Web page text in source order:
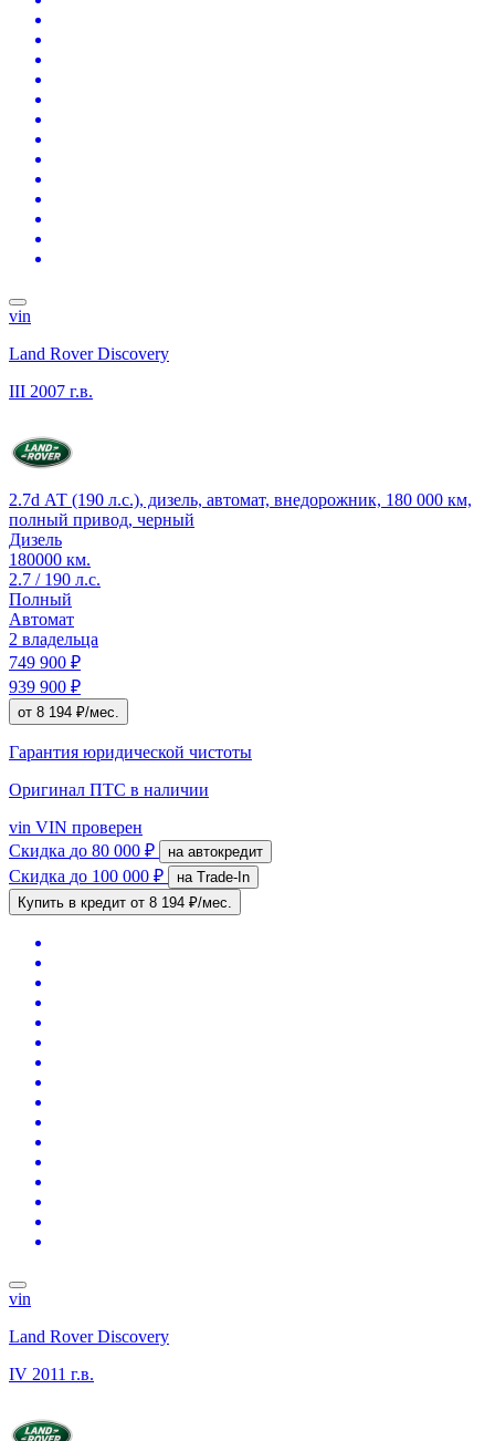
vin
Land Rover Discovery
III 2007 г.в.
2.7d АТ (190 л.с.), дизель, автомат, внедорожник, 180 000 км,
полный привод, черный
Дизель
180000 км.
2.7 / 190 л.с.
Полный
Автомат
2 владельца
749 900 ₽
939 900 ₽
от 8 194 ₽/мес.
Гарантия юридической чистоты
Оригинал ПТС в наличии
vin VIN проверен
Скидка до 80 000 ₽ на автокредит
Скидка до 100 000 ₽
на Trade-In
Купить в кредит от 8 194 ₽/мес.
vin
Land Rover Discovery
IV 2011 г.в.